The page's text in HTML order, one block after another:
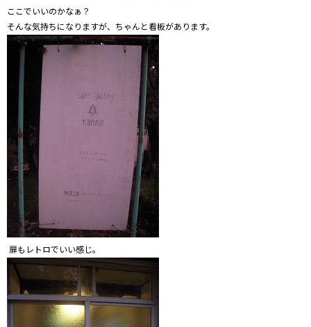
ここでいいのかなぁ？
そんな気持ちになりますが、ちゃんと看板があります。
扉もレトロでいい感じ。